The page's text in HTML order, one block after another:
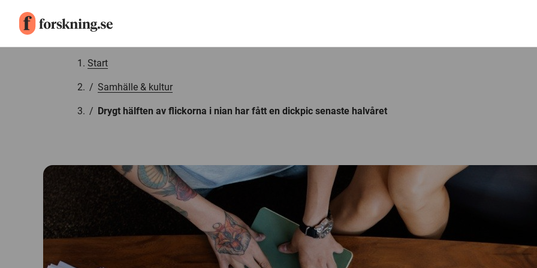
Start
/ Samhälle & kultur
/ Drygt hälften av flickorna i nian har fått en dickpic senaste halvåret